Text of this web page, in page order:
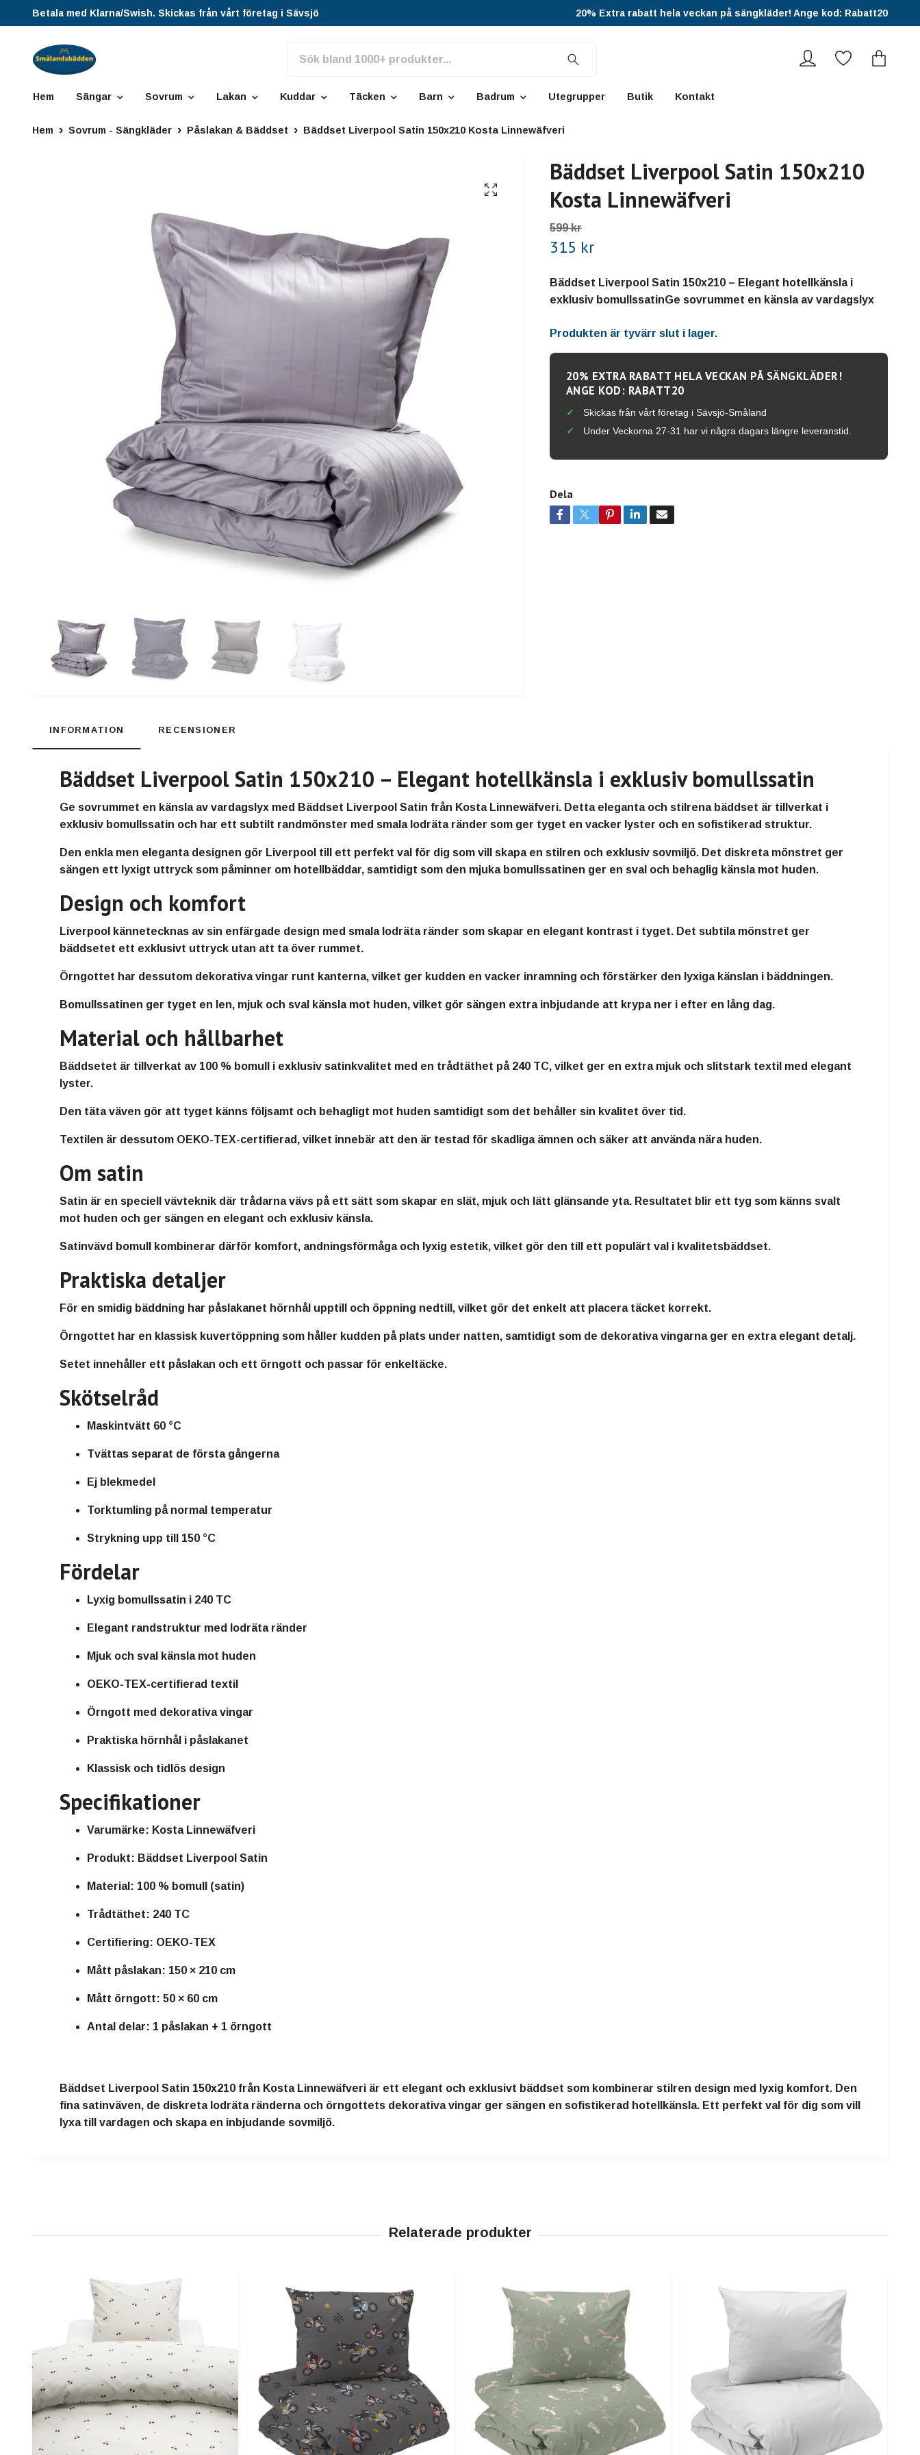
Betala med Klarna/Swish. Skickas från vårt företag i Sävsjö 20% Extra rabatt hela veckan på sängkläder! Ange kod: Rabatt20
Hem Sängar Sovrum Lakan Kuddar Täcken Barn Badrum Utegrupper Butik Kontakt
Hem Sovrum - Sängkläder Påslakan & Bäddset Bäddset Liverpool Satin 150x210 Kosta Linnewäfveri
Bäddset Liverpool Satin 150x210
Kosta Linnewäfveri
599 kr
315 kr
Bäddset Liverpool Satin 150x210 – Elegant hotellkänsla i
exklusiv bomullssatinGe sovrummet en känsla av vardagslyx
Produkten är tyvärr slut i lager.
20% EXTRA RABATT HELA VECKAN PÅ SÄNGKLÄDER!
ANGE KOD: RABATT20
Skickas från vårt företag i Sävsjö-Småland
Under Veckorna 27-31 har vi några dagars längre leveranstid.
Dela
INFORMATION RECENSIONER
Bäddset Liverpool Satin 150x210 – Elegant hotellkänsla i exklusiv bomullssatin
Ge sovrummet en känsla av vardagslyx med Bäddset Liverpool Satin från Kosta Linnewäfveri. Detta eleganta och stilrena bäddset är tillverkat i
exklusiv bomullssatin och har ett subtilt randmönster med smala lodräta ränder som ger tyget en vacker lyster och en sofistikerad struktur.
Den enkla men eleganta designen gör Liverpool till ett perfekt val för dig som vill skapa en stilren och exklusiv sovmiljö. Det diskreta mönstret ger
sängen ett lyxigt uttryck som påminner om hotellbäddar, samtidigt som den mjuka bomullssatinen ger en sval och behaglig känsla mot huden.
Design och komfort
Liverpool kännetecknas av sin enfärgade design med smala lodräta ränder som skapar en elegant kontrast i tyget. Det subtila mönstret ger
bäddsetet ett exklusivt uttryck utan att ta över rummet.
Örngottet har dessutom dekorativa vingar runt kanterna, vilket ger kudden en vacker inramning och förstärker den lyxiga känslan i bäddningen.
Bomullssatinen ger tyget en len, mjuk och sval känsla mot huden, vilket gör sängen extra inbjudande att krypa ner i efter en lång dag.
Material och hållbarhet
Bäddsetet är tillverkat av 100 % bomull i exklusiv satinkvalitet med en trådtäthet på 240 TC, vilket ger en extra mjuk och slitstark textil med elegant
lyster.
Den täta väven gör att tyget känns följsamt och behagligt mot huden samtidigt som det behåller sin kvalitet över tid.
Textilen är dessutom OEKO-TEX-certifierad, vilket innebär att den är testad för skadliga ämnen och säker att använda nära huden.
Om satin
Satin är en speciell vävteknik där trådarna vävs på ett sätt som skapar en slät, mjuk och lätt glänsande yta. Resultatet blir ett tyg som känns svalt
mot huden och ger sängen en elegant och exklusiv känsla.
Satinvävd bomull kombinerar därför komfort, andningsförmåga och lyxig estetik, vilket gör den till ett populärt val i kvalitetsbäddset.
Praktiska detaljer
För en smidig bäddning har påslakanet hörnhål upptill och öppning nedtill, vilket gör det enkelt att placera täcket korrekt.
Örngottet har en klassisk kuvertöppning som håller kudden på plats under natten, samtidigt som de dekorativa vingarna ger en extra elegant detalj.
Setet innehåller ett påslakan och ett örngott och passar för enkeltäcke.
Skötselråd
Maskintvätt 60 °C
Tvättas separat de första gångerna
Ej blekmedel
Torktumling på normal temperatur
Strykning upp till 150 °C
Fördelar
Lyxig bomullssatin i 240 TC
Elegant randstruktur med lodräta ränder
Mjuk och sval känsla mot huden
OEKO-TEX-certifierad textil
Örngott med dekorativa vingar
Praktiska hörnhål i påslakanet
Klassisk och tidlös design
Specifikationer
Varumärke: Kosta Linnewäfveri
Produkt: Bäddset Liverpool Satin
Material: 100 % bomull (satin)
Trådtäthet: 240 TC
Certifiering: OEKO-TEX
Mått påslakan: 150 × 210 cm
Mått örngott: 50 × 60 cm
Antal delar: 1 påslakan + 1 örngott
Bäddset Liverpool Satin 150x210 från Kosta Linnewäfveri är ett elegant och exklusivt bäddset som kombinerar stilren design med lyxig komfort. Den
fina satinväven, de diskreta lodräta ränderna och örngottets dekorativa vingar ger sängen en sofistikerad hotellkänsla. Ett perfekt val för dig som vill
lyxa till vardagen och skapa en inbjudande sovmiljö.